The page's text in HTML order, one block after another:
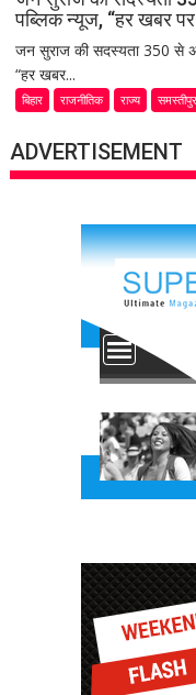
पब्लिक न्यूज, “हर खबर
जन सुराज की सदस्यता 350 से
“हर खबर...
बिहार राजनीतिक राज्य समस्तीपुर
ADVERTISEMENT